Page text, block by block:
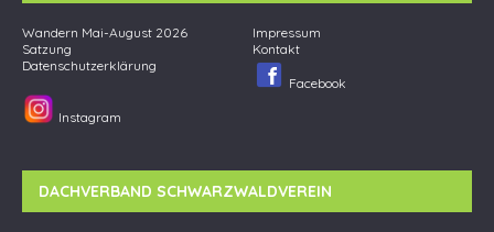
Wandern Mai-August 2026
Impressum
Satzung
Kontakt
Datenschutzerklärung
Facebook
Instagram
DACHVERBAND SCHWARZWALDVEREIN